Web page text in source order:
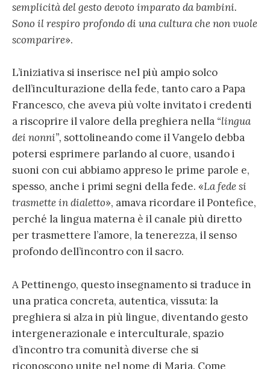
semplicità del gesto devoto imparato da bambini.
Sono il respiro profondo di una cultura che non vuole
scomparire».
L’iniziativa si inserisce nel più ampio solco
dell’inculturazione della fede, tanto caro a Papa
Francesco, che aveva più volte invitato i credenti
a riscoprire il valore della preghiera nella “lingua
dei nonni”, sottolineando come il Vangelo debba
potersi esprimere parlando al cuore, usando i
suoni con cui abbiamo appreso le prime parole e,
spesso, anche i primi segni della fede. «La fede si
trasmette in dialetto», amava ricordare il Pontefice,
perché la lingua materna è il canale più diretto
per trasmettere l’amore, la tenerezza, il senso
profondo dell’incontro con il sacro.
A Pettinengo, questo insegnamento si traduce in
una pratica concreta, autentica, vissuta: la
preghiera si alza in più lingue, diventando gesto
intergenerazionale e interculturale, spazio
d’incontro tra comunità diverse che si
riconoscono unite nel nome di Maria. Come